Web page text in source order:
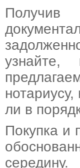
Получив
узнайте,
ли в
Покупка и
середину.